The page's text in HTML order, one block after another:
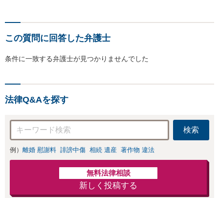
この質問に回答した弁護士
条件に一致する弁護士が見つかりませんでした
法律Q&Aを探す
検索
例） 離婚 慰謝料 誹謗中傷 相続 遺産 著作物 違法
無料法律相談
新しく投稿する